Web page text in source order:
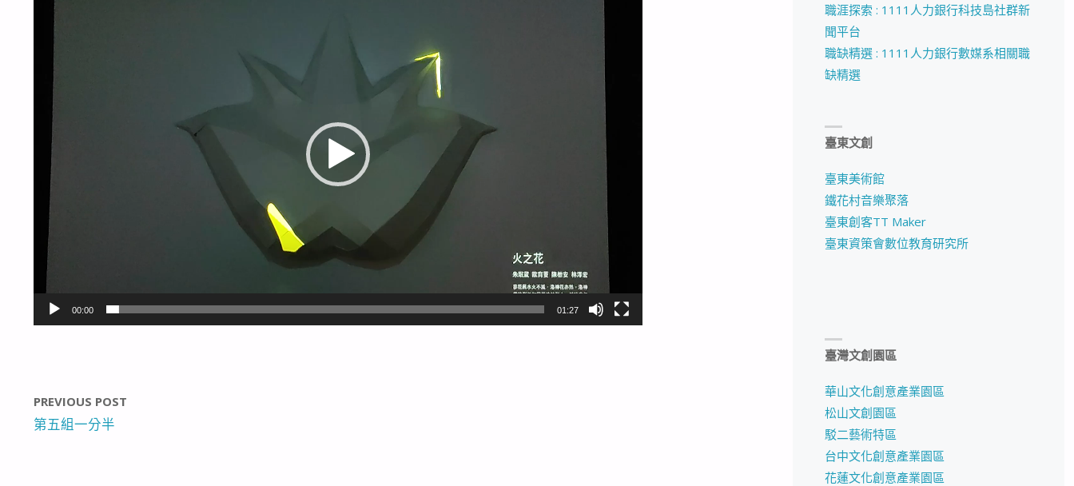
00:00 01:27
PREVIOUS POST
第五組一分半
職涯探索 : 1111人力銀行科技島社群新
聞平台
職缺精選 : 1111人力銀行數媒系相關職
缺精選
臺東文創
臺東美術館
鐵花村音樂聚落
臺東創客TT Maker
臺東資策會數位教育研究所
臺灣文創園區
華山文化創意產業園區
松山文創園區
駁二藝術特區
台中文化創意產業園區
花蓮文化創意產業園區